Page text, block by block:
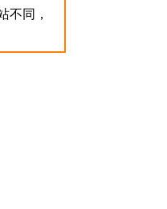
不同，